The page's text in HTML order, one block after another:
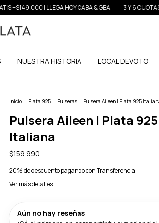
| LLEGA HOY CABA & GBA 3 Y 6 CUOTAS SIN
NUESTRA HISTORIA LOCAL DEVOTO
Inicio . Plata 925 . Pulseras . Pulsera Aileen | Plata 925
Pulsera Aileen | Plata 925
Italiana
$159.990
20% de descuentopagando con Transferencia
Ver más detalles